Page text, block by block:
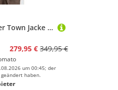
Patagonia Powder Town Jacke black
279,95 € 349,95 €
um 00:45; der
haben.